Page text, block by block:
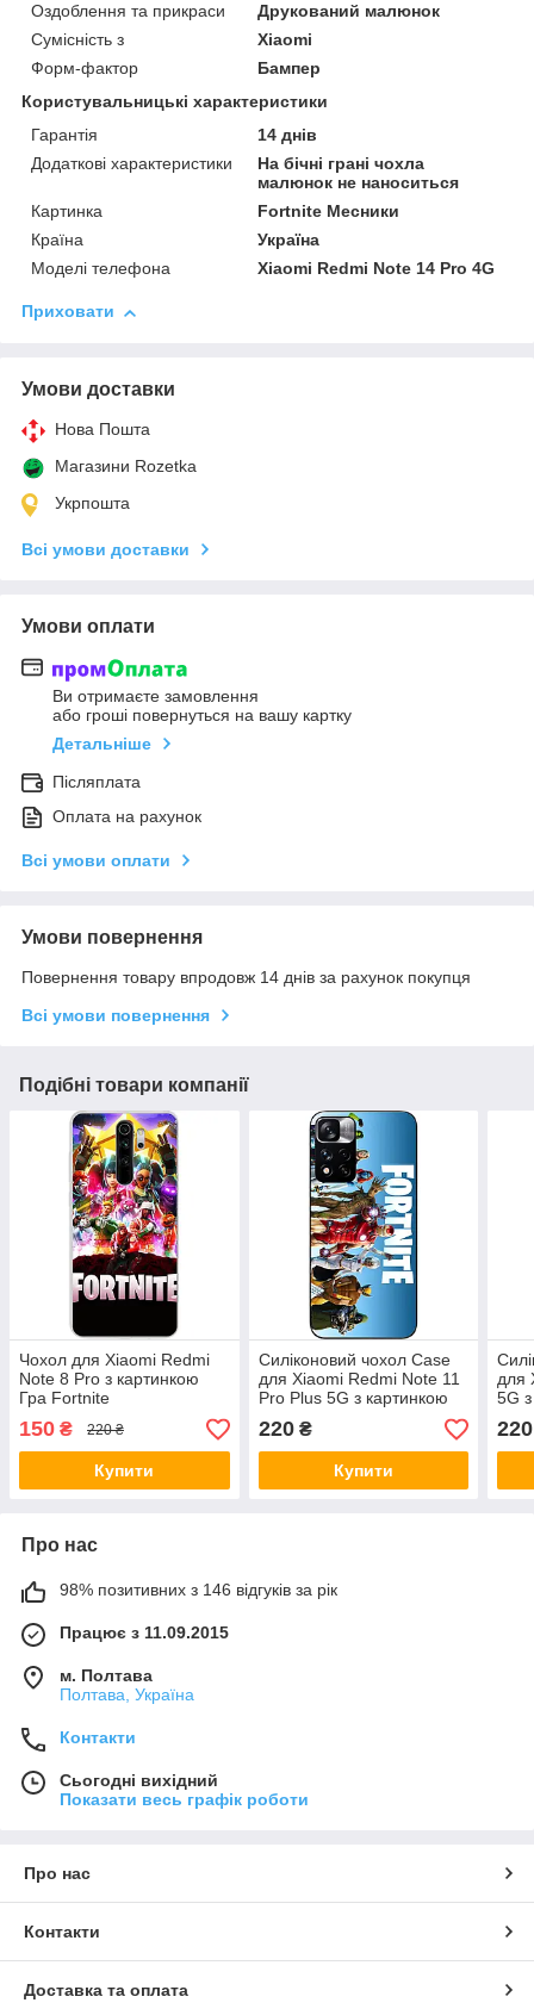
Оздоблення та прикраси
Друкований малюнок
Сумісність з
Xiaomi
Форм-фактор
Бампер
Користувальницькі характеристики
Гарантія
14 днів
Додаткові характеристики
На бічні грані чохла
малюнок не наноситься
Картинка
Fortnite Месники
Країна
Україна
Моделі телефона
Xiaomi Redmi Note 14 Pro 4G
Приховати
Умови доставки
Нова Пошта
Магазини Rozetka
Укрпошта
Всі умови доставки
Умови оплати
Ви отримаєте замовлення
або гроші повернуться на вашу картку
Детальніше
Післяплата
Оплата на рахунок
Всі умови оплати
Умови повернення
Повернення товару впродовж 14 днів за рахунок покупця
Всі умови повернення
Подібні товари компанії
Чохол для Xiaomi Redmi
Note 8 Pro з картинкою
Гра Fortnite
150 ₴ 220 ₴
Купити
Силіконовий чохол Case
для Xiaomi Redmi Note 11
Pro Plus 5G з картинкою
Fortnite Месники
220₴
Купити
для
5G
220
Про нас
98% позитивних з 146 відгуків за рік
Працює з 11.09.2015
м. Полтава
Полтава, Україна
Контакти
Сьогодні вихідний
Показати весь графік роботи
Про нас
Контакти
Доставка та оплата